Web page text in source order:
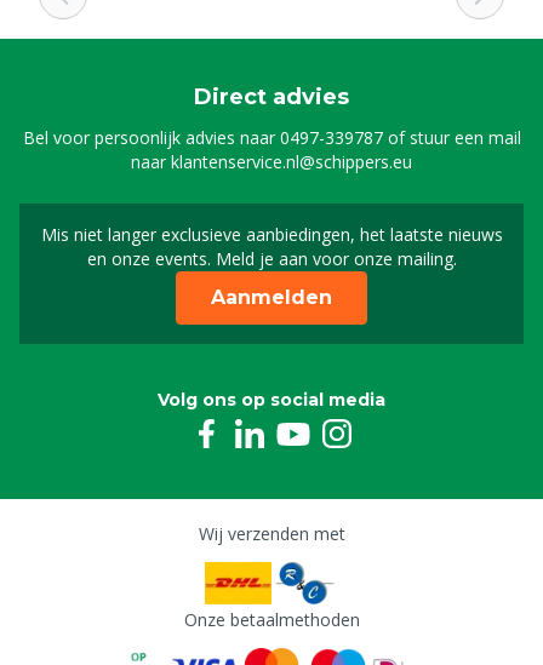
Direct advies
Bel voor persoonlijk advies naar0497-339787of stuur een mail
naarklantenservice.nl@schippers.eu
Mis niet langer exclusieve aanbiedingen, het laatste nieuws
en onze events. Meld je aan voor onze mailing.
Schrijf je in voor onze
Aanmelden
Volg ons op social media
Wij verzenden met
Onze betaalmethoden